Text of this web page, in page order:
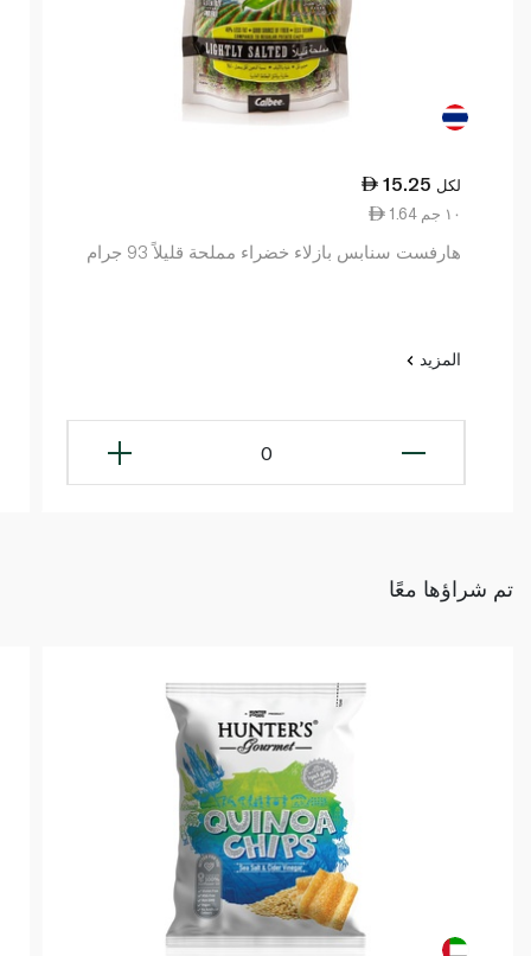
15.25 لكل
1.64 ١٠ جم
هارفست سنابس بازلاء خضراء مملحة قليلاً 93 جرام
المزيد
0
تم شراؤها معًا